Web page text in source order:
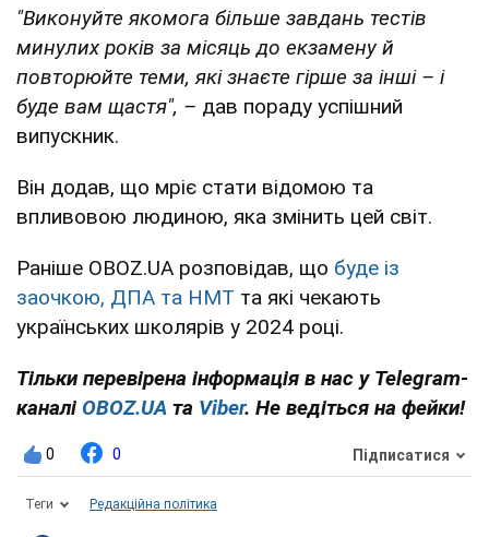
"Виконуйте якомога більше завдань тестів
минулих років за місяць до екзамену й
повторюйте теми, які знаєте гірше за інші – і
буде вам щастя", – дав пораду успішний
випускник.
Він додав, що мріє стати відомою та
впливовою людиною, яка змінить цей світ.
Раніше OBOZ.UA розповідав, що буде із
заочкою, ДПА та НМТ та які чекають
українських школярів у 2024 році.
Тільки перевірена інформація в нас у Telegram-
каналі OBOZ.UA та Viber. Не ведіться на фейки!
0 0 Підписатися
Теги Редакційна політика